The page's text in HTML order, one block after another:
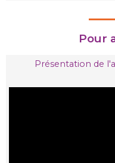
Pour
Présentation de